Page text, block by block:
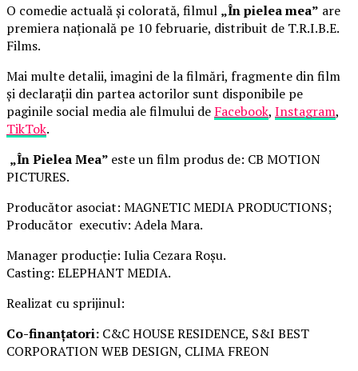
O comedie actuală și colorată, filmul „În pielea mea” are
premiera națională pe 10 februarie, distribuit de T.R.I.B.E.
Films.
Mai multe detalii, imagini de la filmări, fragmente din film
și declarații din partea actorilor sunt disponibile pe
paginile social media ale filmului de Facebook, Instagram,
TikTok.
„În Pielea Mea” este un film produs de: CB MOTION
PICTURES.
Producător asociat: MAGNETIC MEDIA PRODUCTIONS;
Producător executiv: Adela Mara.
Manager producție: Iulia Cezara Roșu.
Casting: ELEPHANT MEDIA.
Realizat cu sprijinul:
Co-finanțatori: C&C HOUSE RESIDENCE, S&I BEST
CORPORATION WEB DESIGN, CLIMA FREON